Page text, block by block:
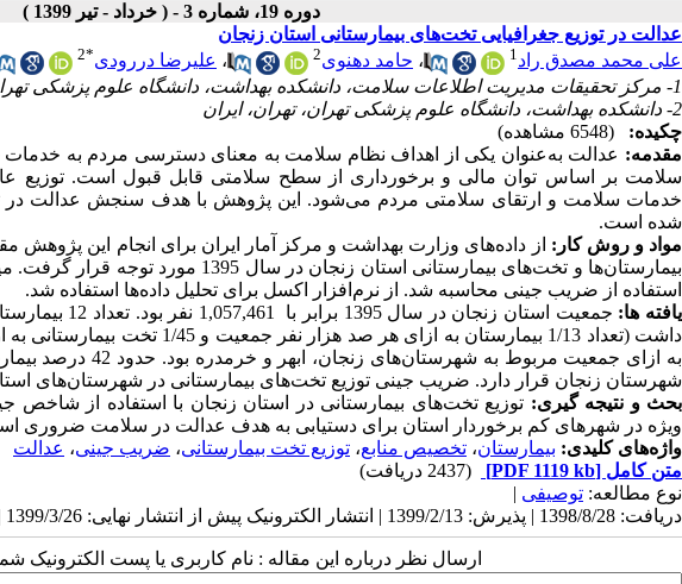
دوره 19، شماره 3 - ( خرداد - تیر 1399 )
عدالت در توزیع جغرافیایی تخت‌های بیمارستانی استان زنجان
علی محمد مصدق راد1 ، حامد دهنوی2 ، علیرضا دررودی*
2
1- مرکز تحقیقات مدیریت اطلاعات سلامت، دانشکده بهداشت، دانشگاه علوم پزشکی تهران، ایران
2- دانشکده بهداشت، دانشگاه علوم پزشکی تهران، تهران، ایران
چکیده:
(6548 مشاهده)
مقدمه: عدالت به‌عنوان یکی از اهداف نظام سلامت به معنای دسترسی مردم به خدمات
سلامت بر اساس توان مالی و برخورداری از سطح سلامتی قابل قبول است. توزیع
خدمات سلامت و ارتقای سلامتی مردم می‌شود. این پژوهش با هدف سنجش عدالت در
شده است.
مواد و روش کار: از داده‌های وزارت بهداشت و مرکز آمار ایران برای انجام این
بیمارستان‌ها و تخت‌های بیمارستانی استان
استفاده از ضریب جینی محاسبه شد. از نرم‌افزار اکسل برای تحلیل داده‌ها استفاده شد.
یافته ها: جمعیت استان زنجان در سال 1395 برابر با 1,057,461 نفر بود. تعداد 12
داشت (تعداد 1/13 بیمارستان به
شهرستان زنجان قرار دارد. ضریب جینی توزیع تخت‌های بیمارستانی در شهرستان‌های
بحث و نتیجه گیری: توزیع تخت‌های بیمارستانی در استان زنجان با استفاده از شاخص
ویژه در شهرهای کم برخوردار استان برای دستیابی به هدف عدالت در سلامت ضروری
واژه‌های کلیدی: بیمارستان، تخصیص منابع، توزیع تخت بیمارستانی، ضریب جینی، عدالت
متن کامل [PDF 1119 kb]
(2437 دریافت)
نوع مطالعه: توصیفی |
دریافت: 1398/8/28 | پذیرش: 1399/2/13 | انتشار الکترونیک پیش از انتشار نهایی: 1399/3/26 | انتشار: 1399/4/10
ارسال نظر درباره این مقاله : نام کاربری یا پست الکترونیک